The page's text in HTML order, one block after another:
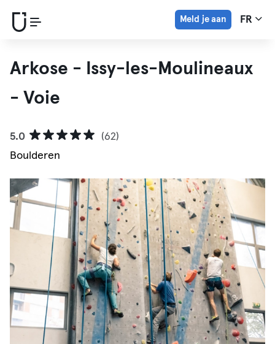
Meld je aan FR
Arkose - Issy-les-Moulineaux
- Voie
5.0
(62)
Boulderen